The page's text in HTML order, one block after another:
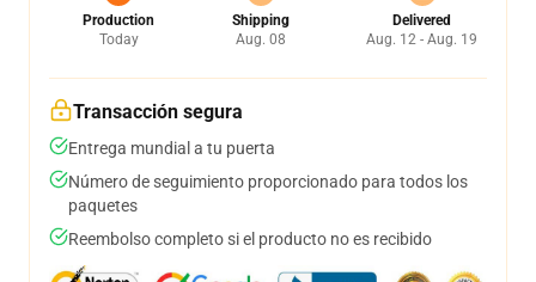
Production
Today
Shipping
Aug. 08
Delivered
Aug. 12 - Aug. 19
Transacción segura
Entrega mundial a tu puerta
Número de seguimiento proporcionado para todos los
paquetes
Reembolso completo si el producto no es recibido